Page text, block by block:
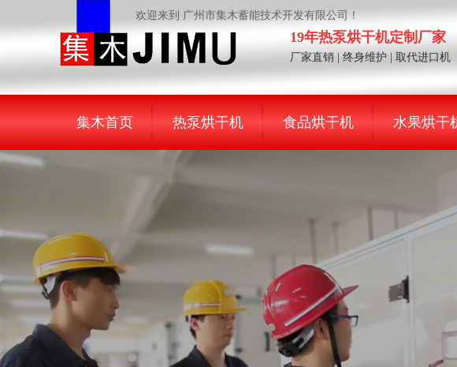
欢迎来到 广州市集木蓄能技术开发有限公司！
19年热泵烘干机定制厂家
厂家直销 | 终身维护 | 取代进口机
集木首页 热泵烘干机 食品烘干机 水果烘干